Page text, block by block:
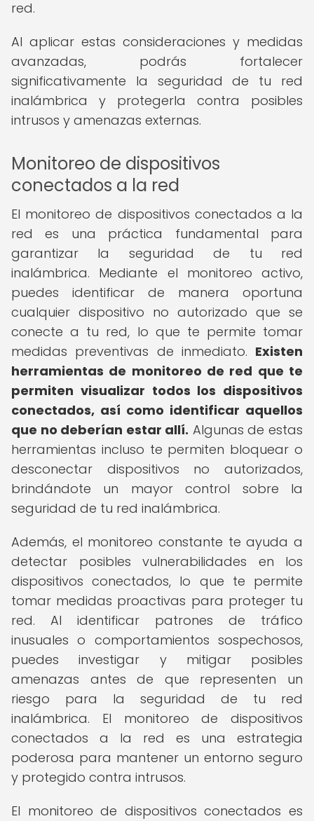
red.
Al aplicar estas consideraciones y medidas
avanzadas, podrás fortalecer
significativamente la seguridad de tu red
inalámbrica y protegerla contra posibles
intrusos y amenazas externas.
Monitoreo de dispositivos
conectados a la red
El monitoreo de dispositivos conectados a la
red es una práctica fundamental para
garantizar la seguridad de tu red
inalámbrica. Mediante el monitoreo activo,
puedes identificar de manera oportuna
cualquier dispositivo no autorizado que se
conecte a tu red, lo que te permite tomar
medidas preventivas de inmediato. Existen
herramientas de monitoreo de red que te
permiten visualizar todos los dispositivos
conectados, así como identificar aquellos
que no deberían estar allí. Algunas de estas
herramientas incluso te permiten bloquear o
desconectar dispositivos no autorizados,
brindándote un mayor control sobre la
seguridad de tu red inalámbrica.
Además, el monitoreo constante te ayuda a
detectar posibles vulnerabilidades en los
dispositivos conectados, lo que te permite
tomar medidas proactivas para proteger tu
red. Al identificar patrones de tráfico
inusuales o comportamientos sospechosos,
puedes investigar y mitigar posibles
amenazas antes de que representen un
riesgo para la seguridad de tu red
inalámbrica. El monitoreo de dispositivos
conectados a la red es una estrategia
poderosa para mantener un entorno seguro
y protegido contra intrusos.
El monitoreo de dispositivos conectados es